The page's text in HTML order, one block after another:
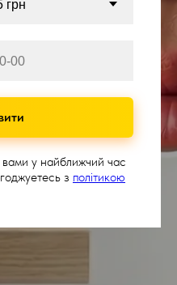
у найближчий час
з політикою